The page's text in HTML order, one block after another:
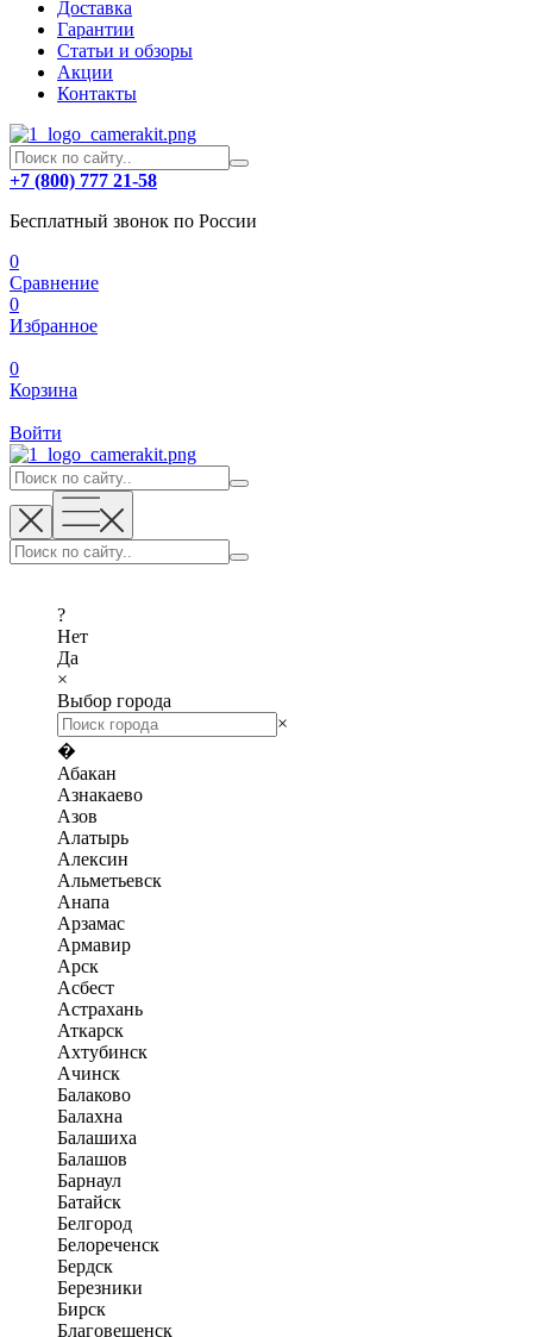
Доставка
Гарантии
Статьи и обзоры
Акции
Контакты
+7 (800) 777 21-58
Бесплатный звонок по России
0
Сравнение
0
Избранное
0
Корзина
Войти
?
Нет
Да
×
Выбор города
×
�
Абакан
Азнакаево
Азов
Алатырь
Алексин
Альметьевск
Анапа
Арзамас
Армавир
Арск
Асбест
Астрахань
Аткарск
Ахтубинск
Ачинск
Балаково
Балахна
Балашиха
Балашов
Барнаул
Батайск
Белгород
Белореченск
Бердск
Березники
Бирск
Благовещенск